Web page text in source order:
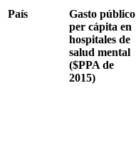
País
Gasto público
per cápita en
hospitales de
salud mental
($PPA de
2015)